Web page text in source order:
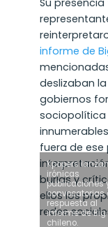
informe de
deslizaban
gobiernos
sociopolítica
fuera de ese
burlas y
ellos los
redes
Kpopers
irónicas
publicaciones
convocatorias
respuesta al
informe de Big
chileno.